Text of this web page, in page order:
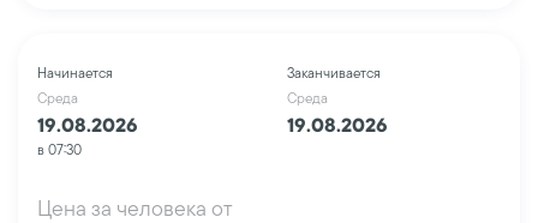
Начинается
Среда
19.08.2026
в 07:30
Заканчивается
Среда
19.08.2026
Цена за человека от